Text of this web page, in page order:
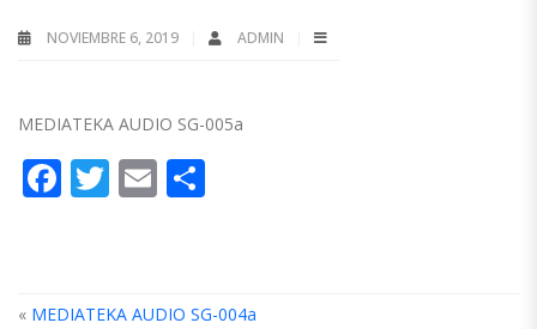
NOVIEMBRE 6, 2019 ADMIN
MEDIATEKA AUDIO SG-005a
Facebook
Twitter
Email
« MEDIATEKA AUDIO SG-004a